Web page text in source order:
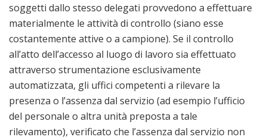
soggetti dallo stesso delegati provvedono a effettuare
materialmente le attività di controllo (siano esse
costantemente attive o a campione). Se il controllo
all’atto dell’accesso al luogo di lavoro sia effettuato
attraverso strumentazione esclusivamente
automatizzata, gli uffici competenti a rilevare la
presenza o l’assenza dal servizio (ad esempio l’ufficio
del personale o altra unità preposta a tale
rilevamento), verificato che l’assenza dal servizio non